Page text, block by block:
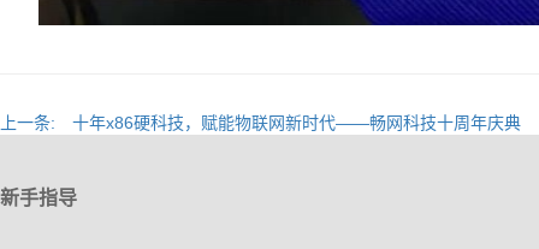
上一条: 十年x86硬科技，赋能物联网新时代——畅网科技十周年庆典
新手指导